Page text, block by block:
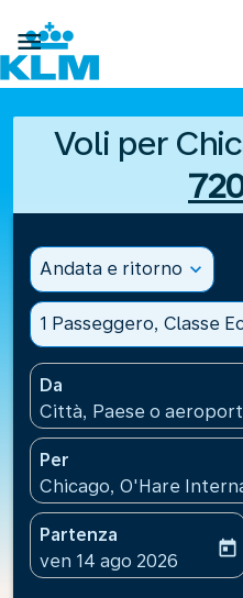

Voli per
Andata e ritorno expand_more
1 Passeggero, Classe
Da
Città, Paese o
Per
Chicago, O'Hare
Partenza
fc-booking-
ven 14 ago 2026
today